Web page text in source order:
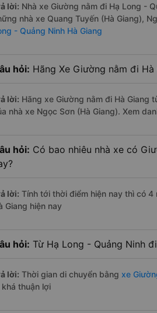
lời: Nhà xe Giường nằm đi Hạ Long -
nhà xe Quang Tuyến (Hà Giang),
- Quảng Ninh Hà Giang
hỏi: Hãng Xe Giường nằm đi
lời: Hãng xe Giường nằm đi Hà Giang
nhà xe Ngọc Sơn (Hà Giang). Xem
hỏi: Có bao nhiêu nhà xe có
lời: Tính tới thời điểm hiện nay thì có
Giang hiện nay
hỏi: Từ Hạ Long - Quảng Ninh
lời: Thời gian di chuyển bằng xe
thuận lợi